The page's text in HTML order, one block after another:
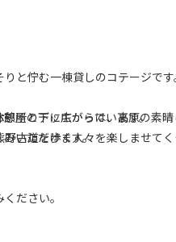
ら「星空の宿」に変更となりま
と佇む一棟貸しのコテージです
屋とデッキからは、高原の素晴
いただけます。
所の下に広がっています。
古道を歩く人々を楽しませて
ださい。